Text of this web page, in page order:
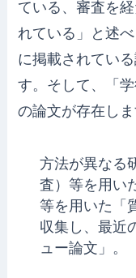
ている、審査を
れている」と述
に掲載されてい
す。そして、「
の論文が存在しま
方法が異なる
査）等を用い
等を用いた「
収集し、最近
ュー論文」。